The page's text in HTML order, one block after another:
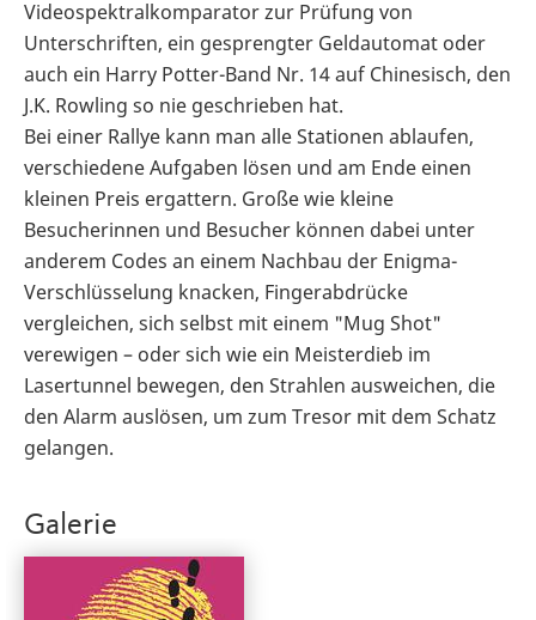
Videospektralkomparator zur Prüfung von
Unterschriften, ein gesprengter Geldautomat oder
auch ein Harry Potter-Band Nr. 14 auf Chinesisch, den
J.K. Rowling so nie geschrieben hat.
Bei einer Rallye kann man alle Stationen ablaufen,
verschiedene Aufgaben lösen und am Ende einen
kleinen Preis ergattern. Große wie kleine
Besucherinnen und Besucher können dabei unter
anderem Codes an einem Nachbau der Enigma-
Verschlüsselung knacken, Fingerabdrücke
vergleichen, sich selbst mit einem "Mug Shot"
verewigen – oder sich wie ein Meisterdieb im
Lasertunnel bewegen, den Strahlen ausweichen, die
den Alarm auslösen, um zum Tresor mit dem Schatz
gelangen.
Galerie